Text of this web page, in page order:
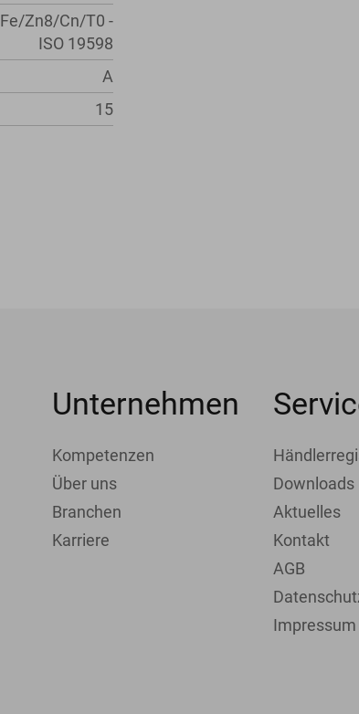
Fe/Zn8/Cn/T0 -
ISO 19598
A
15
Unternehmen
Kompetenzen
Über uns
Branchen
Karriere
Downloads
Aktuelles
Kontakt
AGB
Impressum